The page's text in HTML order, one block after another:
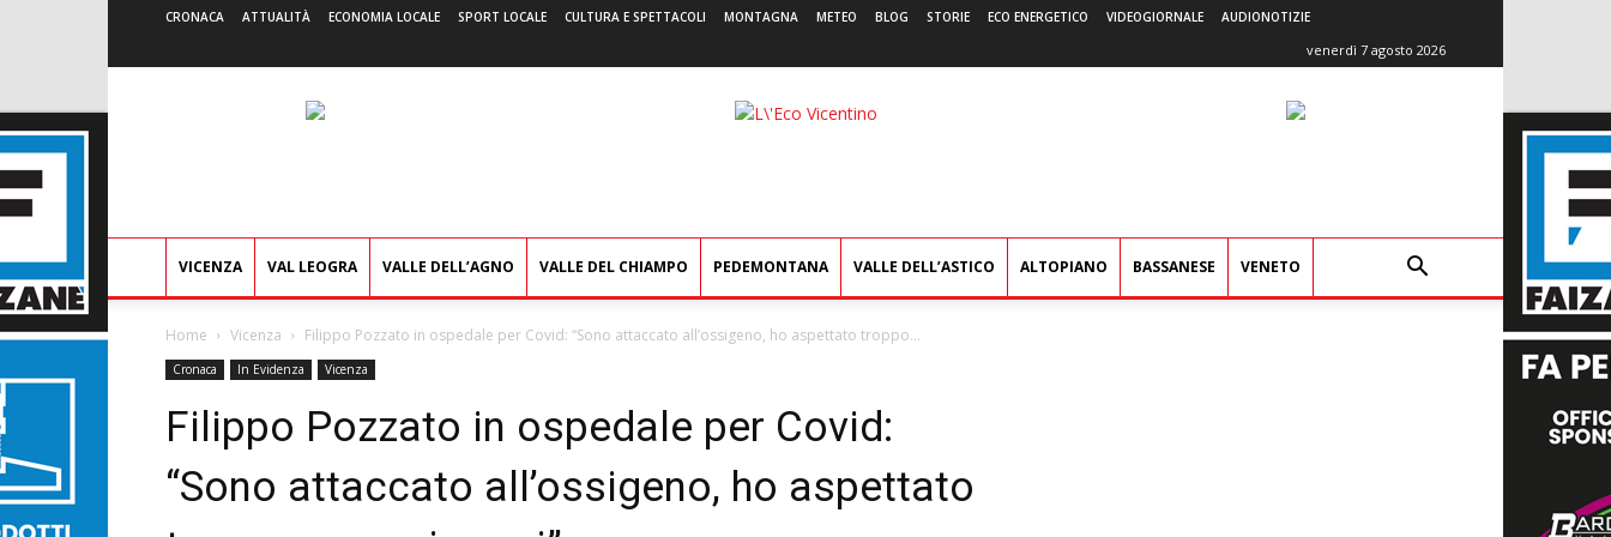
CRONACA ATTUALITÀ ECONOMIA LOCALE SPORT LOCALE CULTURA E SPETTACOLI MONTAGNA METEO BLOG STORIE ECO ENERGETICO VIDEOGIORNALE AUDIONOTIZIE
venerdì 7 agosto 2026
L'Eco
VICENZA VAL LEOGRA VALLE DELL’AGNO VALLE DEL CHIAMPO PEDEMONTANA VALLE DELL’ASTICO ALTOPIANO BASSANESE VENETO
Home Vicenza Filippo Pozzato in ospedale per Covid: “Sono attaccato all’ossigeno, ho aspettato troppo...
Cronaca In Evidenza Vicenza
Filippo Pozzato in ospedale per Covid:
“Sono attaccato all’ossigeno, ho aspettato